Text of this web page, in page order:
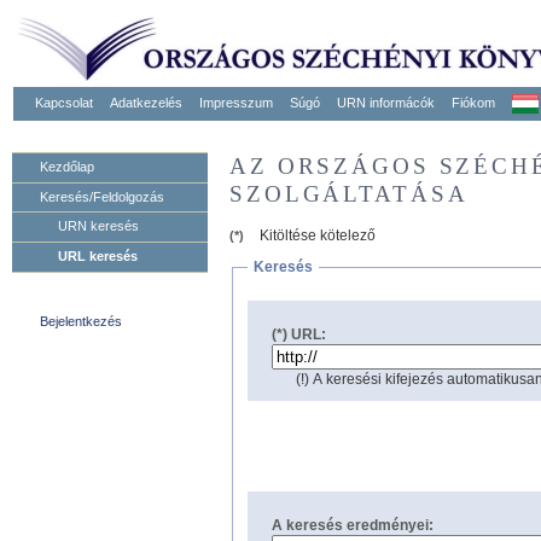
Kapcsolat Adatkezelés Impresszum Súgó URN informácók Fiókom
Kezdőlap
Keresés/Feldolgozás
URN keresés
URL keresés
Bejelentkezés
AZ ORSZÁGOS
SZOLGÁLTATÁSA
(*)
Kitöltése kötelező
Keresés
(*) URL:
(!) A keresési kifejezés
A keresés eredményei: